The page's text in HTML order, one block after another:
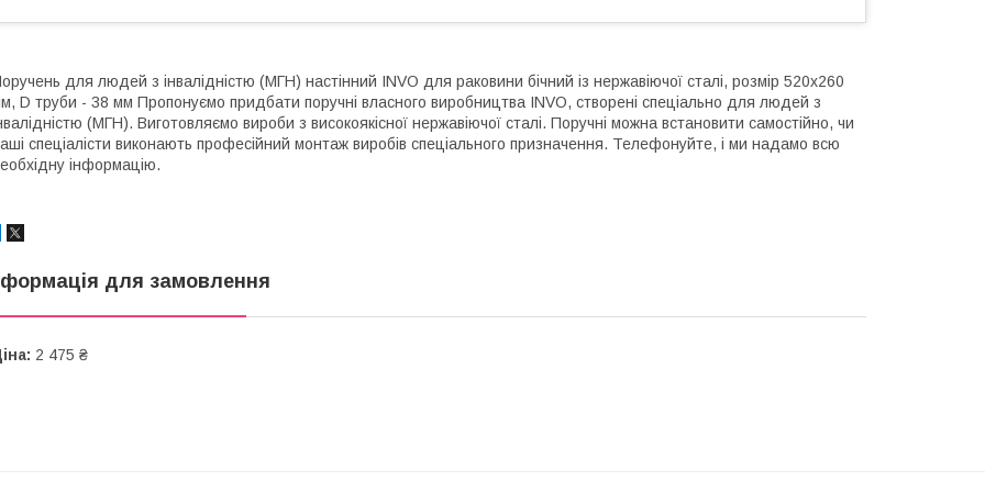
для людей з інвалідністю (МГН) настінний INVO для раковини бічний із нержавіючої сталі, розмір 520х260
D труби - 38 мм Пропонуємо придбати поручні власного виробництва INVO, створені спеціально для людей з
(МГН). Виготовляємо вироби з високоякісної нержавіючої сталі. Поручні можна встановити самостійно, чи
спеціалісти виконають професійний монтаж виробів спеціального призначення. Телефонуйте, і ми надамо всю
інформацію.
для замовлення
2 475 ₴